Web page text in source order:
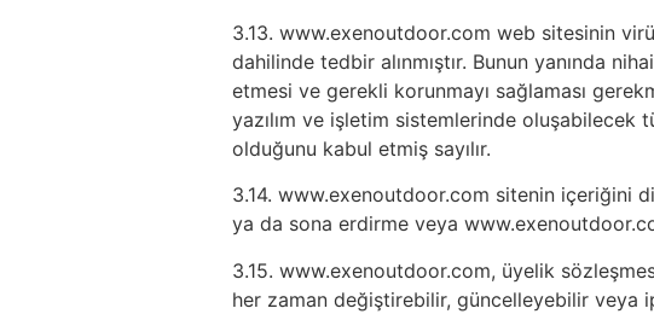
3.13. www.exenoutdoor.com web sitesinin
dahilinde tedbir alınmıştır. Bunun yanında
etmesi ve gerekli korunmayı sağlaması
yazılım ve işletim sistemlerinde oluşabilecek
olduğunu kabul etmiş sayılır.
3.14. www.exenoutdoor.com sitenin içeriğini
ya da sona erdirme veya
3.15. www.exenoutdoor.com, üyelik
her zaman değiştirebilir, güncelleyebilir veya